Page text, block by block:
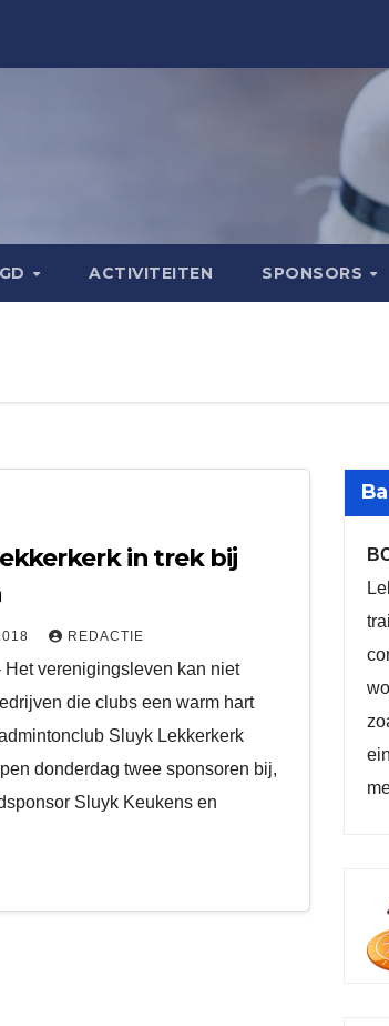
ACTIVITEITEN SPONSORS
in trek bij
REDACTIE
Het verenigingsleven kan niet
die clubs een warm hart
Sluyk Lekkerkerk
donderdag twee sponsoren bij,
Sluyk Keukens en